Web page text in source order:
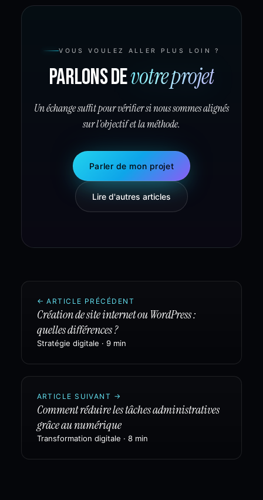
VOUS VOULEZ ALLER PLUS LOIN ?
Parlons devotre projet
Un échange suffit pour vérifier si nous sommes alignés
sur l'objectif et la méthode.
Parler de mon projet
Lire d'autres articles
← ARTICLE PRÉCÉDENT
Création de site internet ou WordPress :
quelles différences ?
Stratégie digitale · 9 min
ARTICLE SUIVANT →
Comment réduire les tâches administratives
grâce au numérique
Transformation digitale · 8 min